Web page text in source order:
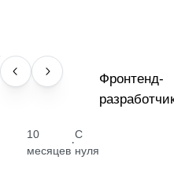
ПРОФЕССИЯ
10
месяцев
·
С
нуля
Фронтенд-